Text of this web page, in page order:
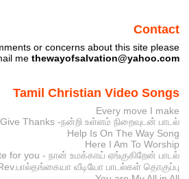
Contact
or concerns about this site please
me thewayofsalvation@yahoo.com
Tamil Christian Video Songs
Every move I make
Give Thanks -நன்றி உள்ளம் நிறைவுடன் பாடல்
Help Is On The Way Song
Here I Am To Worship
for you - நான் உமக்காய் ஏங்குகிறேன் பாடல்
வீடியோ பாடல்கள் தொகுப்பு